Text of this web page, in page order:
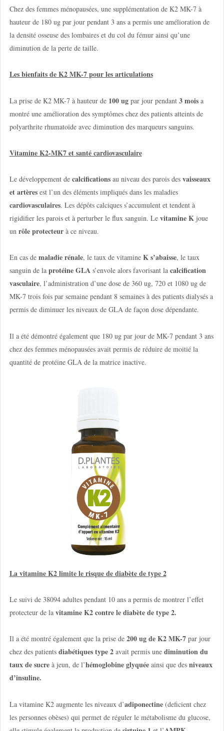
Chez des femmes ménopausées, une supplémentation de K2 MK-7 à
hauteur de 180 ug par jour pendant 3 ans a permis une amélioration de
la densité osseuse des lombaires et du col du fémur ainsi qu’une
diminution de la perte de taille.
Les bienfaits de K2 MK-7 pour les articulations
La prise de K2 MK-7 à hauteur de 100 ugpar jour pendant 3 moisa
montré une amélioration des symptômes chez des patients atteints de
polyarthrite rhumatoïde avec diminution des marqueurs sanguins.
Vitamine K2-MK7 et santé cardiovasculaire
Le développement decalcificationsau niveau des parois des vaisseaux
et artèresest l’un des éléments impliqués dans les maladies
cardiovasculaires. Les dépôts calciques s’accumulent et tendent à
rigidifier les parois et à perturber le flux sanguin. Le vitamine Kjoue
un rôle protecteur à ce niveau.
En cas de maladie rénale, le taux de vitamine K s’abaisse, le taux
sanguin de la protéine GLA s’envole alors favorisant la calcification
vasculaire, l’administration d’une dose de 360 ug, 720 et 1080 ug de
MK-7 trois fois par semaine pendant 8 semaines à des patients dialysés a
permis de diminuer les niveaux de GLA de façon dose dépendante.
Il a été démontré également que 180 ug par jour de MK-7 pendant 3 ans
chez des femmes ménopausées avait permis de réduire de moitié la
quantité de protéine GLA de la matrice inactive.
La vitamine K2 limite le risque de diabète de type 2
Le suivi de 38094 adultes pendant 10 ans a permis de montrer l’effet
protecteur de la vitamine K2 contre le diabète de type 2.
Il a été montré également que la prise de 200 ug de K2 MK-7par jour
chez des patients diabétiques type 2 avait permis une diminution du
taux de sucre à jeun, de l’hémoglobine glyquéeainsi que des niveaux
d’insuline.
La vitamine K2 augmente les niveaux d’adiponectine(deficient chez
les personnes obèses) qui permet de réguler le métabolisme du glucose,